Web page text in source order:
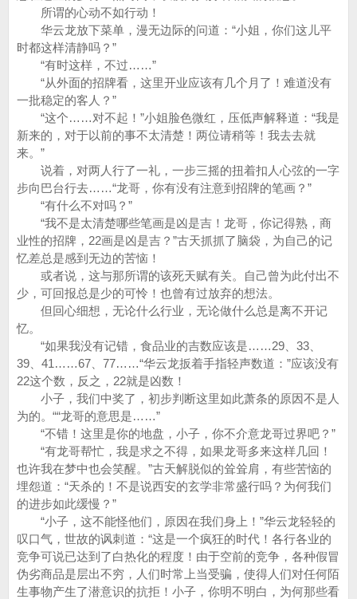
所谓的心动不如行动！
华云龙放下菜单，漫无边际的问道：“小姐，你们这儿平
时都这样清静吗？”
“有时这样，不过……”
“从外面的招牌看，这里开业应该有几个月了！难道没有
一批稳定的客人？”
“这个……对不起！”小姐脸色微红，压低声解释道：“我是
新来的，对于以前的事不太清楚！两位请稍等！我去去就
来。”
说着，对两人行了一礼，一步三摇的扭着扣人心弦的一字
步向巴台行去……“龙哥，你有没有注意到招牌的笔画？”
“有什么不对吗？”
“我不是太清楚哪些笔画是凶是吉！龙哥，你记得熟，商
业性的招牌，22画是凶是吉？”古天抓抓了脑袋，为自己的记
忆差总是感到无边的苦恼！
或者说，这与那所谓的该死天赋有关。自己曾为此付出不
少，可回报总是少的可怜！也曾有过放弃的想法。
但回心细想，无论什么行业，无论做什么总是离不开记
忆。
“如果我没有记错，食品业的吉数应该是……29、33、
39、41……67、77……“华云龙扳着手指轻声数道：”应该没有
22这个数，反之，22就是凶数！
小子，我们中奖了，初步判断这里如此萧条的原因不是人
为的。““龙哥的意思是……”
“不错！这里是你的地盘，小子，你不介意龙哥过界吧？”
“有龙哥帮忙，我是求之不得，如果龙哥多来这样几回！
也许我在梦中也会笑醒。”古天解脱似的耸耸肩，有些苦恼的
埋怨道：“天杀的！不是说西安的玄学非常盛行吗？为何我们
的进步如此缓慢？”
“小子，这不能怪他们，原因在我们身上！”华云龙轻轻的
叹口气，世故的讽刺道：“这是一个疯狂的时代！各行各业的
竞争可说已达到了白热化的程度！由于空前的竞争，各种假冒
伪劣商品是层出不穷，人们时常上当受骗，使得人们对任何陌
生事物产生了潜意识的抗拒！小子，你明不明白，为何那些看